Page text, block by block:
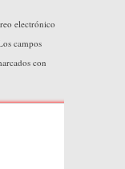
electrónico
campos
con